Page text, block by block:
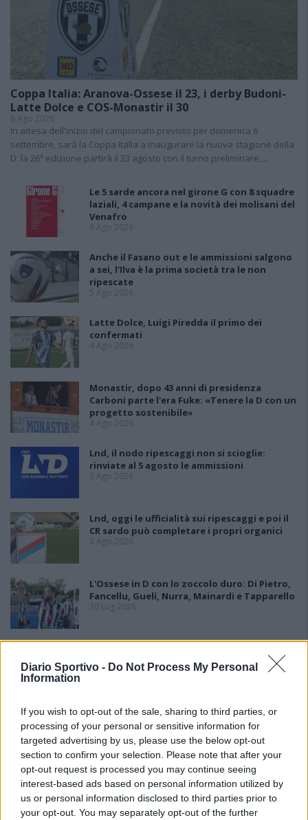
Diario Sportivo - Do Not Process My Personal
Information
If you wish to opt-out of the sale, sharing to third parties, or
processing of your personal or sensitive information for
targeted advertising by us, please use the below opt-out
section to confirm your selection. Please note that after your
opt-out request is processed you may continue seeing
interest-based ads based on personal information utilized by
us or personal information disclosed to third parties prior to
your opt-out. You may separately opt-out of the further
Coppa Italia: Aranova-Ossese il 23, i derby Budoni-
Latte Dolce e COS-Monastir il 30
6 Ago 2026
In attesa dell'inizio del campionato previsto per domenica 6
settembre, sarà la Coppa Italia a inaugurare la nuova stagione della
D: la 26ª edizione partirà il 23 agosto con il turno preliminare,…
Le 5 sarde ancora nel girone G con 8 squadre
laziali, 4 campane e la novità dei molisani del
Venafro
6 Ago 2026
Anche il Fasano out e le ammissioni salgono
a sei, l'Ilva è la prima società tra le non
ripescate
5 Ago 2026
Latte Dolce, Luigi Piredda il primo dei
confermati
4 Ago 2026
Monastir, dopo 43 anni di presidenza
Carboni parte l'era Fuke: «Tenere la D con un
progetto sostenibile»
4 Ago 2026
Lnd, il nodo ripescaggi non si scioglie:
rinviate al 5 agosto le ammissioni
3 Ago 2026
Lnd, oggi le ufficialità sui ripescaggi e poi il
CR sardo può completare i propri organici
3 Ago 2026
L'Ossese in D con lo zoccolo duro: Di Pietro,
Fancellu, Gueli, Nurra, Mainardi e Tapparello
30 Lug 2026